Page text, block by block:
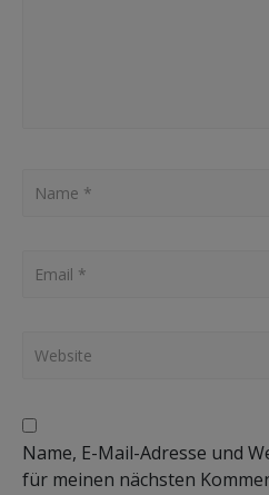
Name, E-Mail-Adresse und
für meinen nächsten